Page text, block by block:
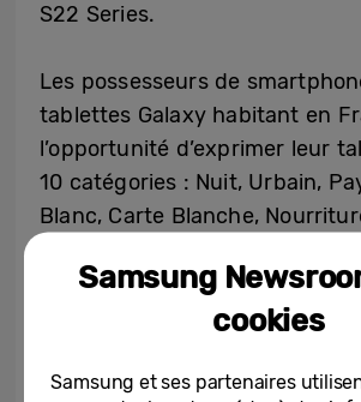
S22 Series.
Les possesseurs de
tablettes Galaxy habitant en
l’opportunité d’exprimer leur
10 catégories : Nuit, Urbain,
Blanc, Carte Blanche,
Galaxy S22. Les lauréats se
TV Lifestyle The Frame 2022 et
puisqu’en plus de l’exposition
Samsung
cookies
Samsung et ses partenaires